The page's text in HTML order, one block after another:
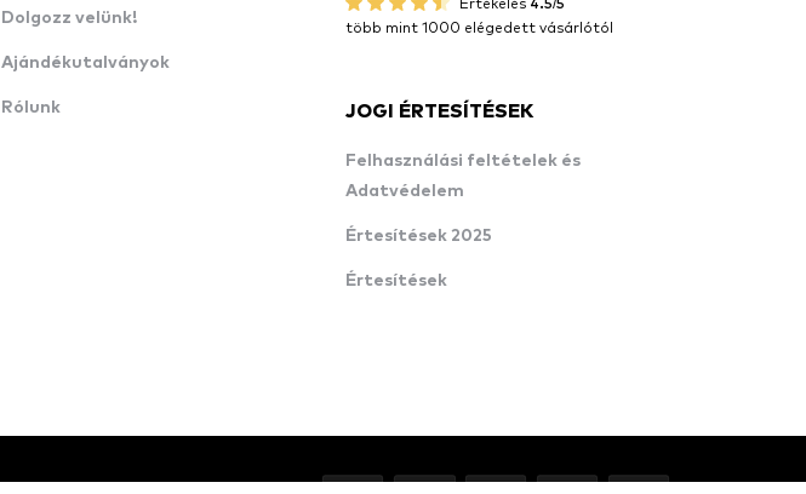
Dolgozz velünk!
Ajándékutalványok
Rólunk
több mint 1000 elégedett vásárlótól
JOGI ÉRTESÍTÉSEK
Felhasználási feltételek és
Adatvédelem
Értesítések 2025
Értesítések